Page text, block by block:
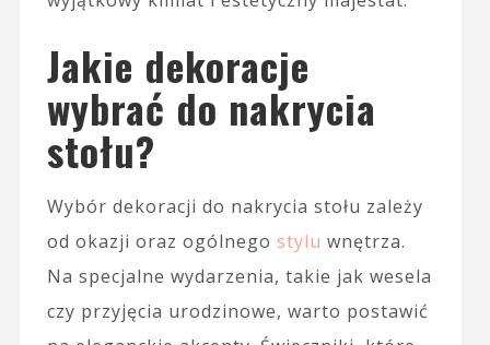
Jakie dekoracje
wybrać do nakrycia
stołu?
Wybór dekoracji do nakrycia stołu zależy
od okazji oraz ogólnego stylu wnętrza.
Na specjalne wydarzenia, takie jak wesela
czy przyjęcia urodzinowe, warto postawić